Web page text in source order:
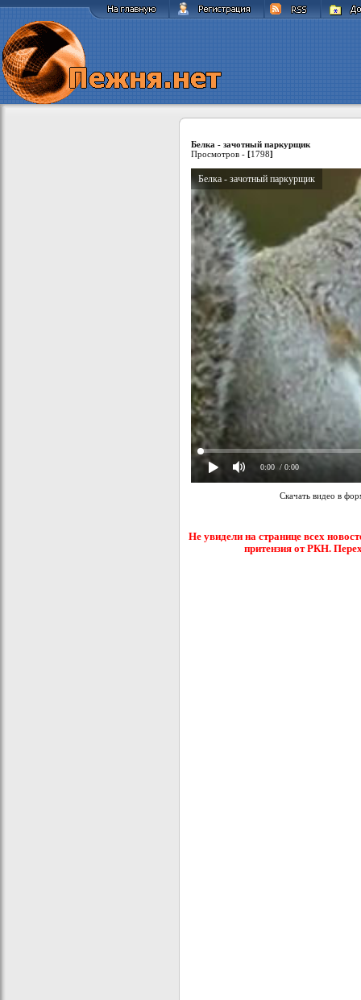
Белка - зачотный паркурщик
Просмотров - [1798]
Белка - зачотный паркурщик
0:00 / 0:00
Скачать видео в
Не увидели на странице всех
притензия от РКН.